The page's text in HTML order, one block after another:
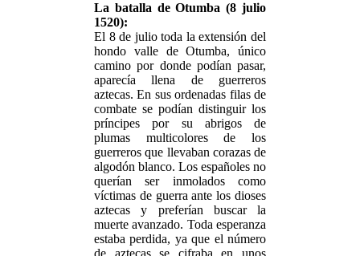
La batalla de Otumba (8 julio
1520):
El 8 de julio toda la extensión del
hondo valle de Otumba, único
camino por donde podían pasar,
aparecía llena de guerreros
aztecas. En sus ordenadas filas de
combate se podían distinguir los
príncipes por su abrigos de
plumas multicolores de los
guerreros que llevaban corazas de
algodón blanco. Los españoles no
querían ser inmolados como
víctimas de guerra ante los dioses
aztecas y preferían buscar la
muerte avanzado. Toda esperanza
estaba perdida, ya que el número
de aztecas se cifraba en unos